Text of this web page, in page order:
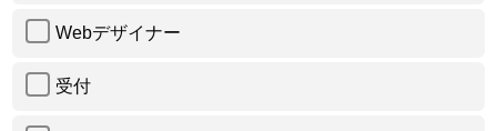
Webデザイナー
受付